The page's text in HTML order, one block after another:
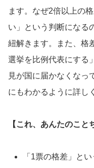
ます。なぜ2倍以上の
い」という判断になる
紐解きます。また、格
選挙を比例代表にする
見が国に届かなくなっ
にもわかるように詳し
【これ、あんたのこと
「1票の格差」と